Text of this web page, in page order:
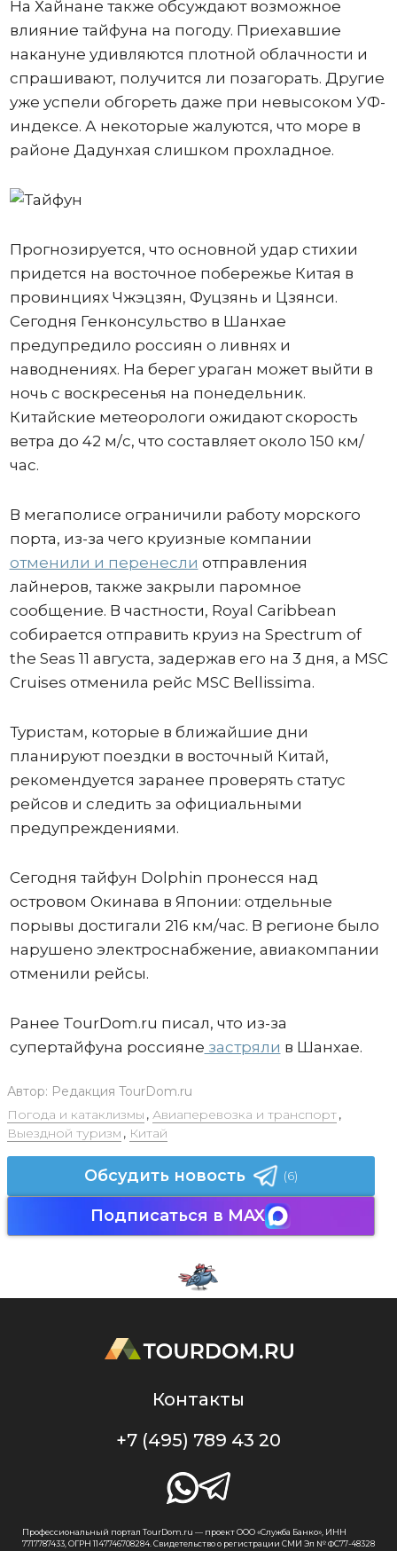
На Хайнане также обсуждают возможное
влияние тайфуна на погоду. Приехавшие
накануне удивляются плотной облачности и
спрашивают, получится ли позагорать. Другие
уже успели обгореть даже при невысоком УФ-
индексе. А некоторые жалуются, что море в
районе Дадунхая слишком прохладное.
Прогнозируется, что основной удар стихии
придется на восточное побережье Китая в
провинциях Чжэцзян, Фуцзянь и Цзянси.
Сегодня Генконсульство в Шанхае
предупредило россиян о ливнях и
наводнениях. На берег ураган может выйти в
ночь с воскресенья на понедельник.
Китайские метеорологи ожидают скорость
ветра до 42 м/с, что составляет около 150 км/
час.
В мегаполисе ограничили работу морского
порта, из-за чего круизные компании
отменили и перенесли отправления
лайнеров, также закрыли паромное
сообщение. В частности, Royal Caribbean
собирается отправить круиз на Spectrum of
the Seas 11 августа, задержав его на 3 дня, а MSC
Cruises отменила рейс MSC Bellissima.
Туристам, которые в ближайшие дни
планируют поездки в восточный Китай,
рекомендуется заранее проверять статус
рейсов и следить за официальными
предупреждениями.
Сегодня тайфун Dolphin пронесся над
островом Окинава в Японии: отдельные
порывы достигали 216 км/час. В регионе было
нарушено электроснабжение, авиакомпании
отменили рейсы.
Ранее TourDom.ru писал, что из-за
супертайфуна россияне застряли в Шанхае.
Автор: Редакция TourDom.ru
Погода и катаклизмы , Авиаперевозка и транспорт,
Выездной туризм , Китай
Обсудить новость (6)
Подписаться в MAX
Контакты
+7 (495) 789 43 20
Профессиональный портал TourDom.ru — проект ООО «Служба Банко», ИНН
7717787433, ОГРН 1147746708284. Свидетельство о регистрации СМИ Эл № ФС77-48328